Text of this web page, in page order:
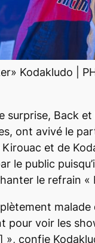
Kodakludo |
surprise, Back et
ont avivé le
et de
le public
le refrain «
malade
pour voir les
», confie